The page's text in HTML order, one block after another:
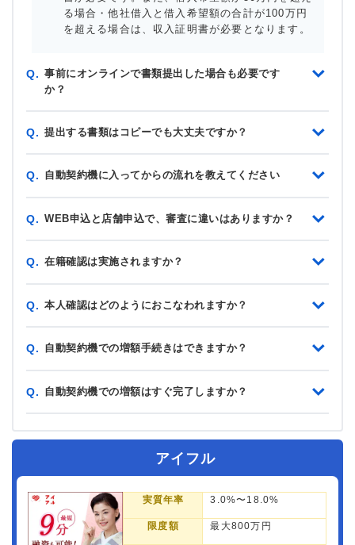
る場合・他社借入と借入希望額の合計が100万円
を超える場合は、収入証明書が必要となります。
Q. 事前にオンラインで書類提出した場合も必要です
か？
Q. 提出する書類はコピーでも大丈夫ですか？
Q. 自動契約機に入ってからの流れを教えてください
Q. WEB申込と店舗申込で、審査に違いはありますか？
Q. 在籍確認は実施されますか？
Q. 本人確認はどのようにおこなわれますか？
Q. 自動契約機での増額手続きはできますか？
Q. 自動契約機での増額はすぐ完了しますか？
アイフル
実質年率 3.0%〜18.0%
限度額 最大800万円